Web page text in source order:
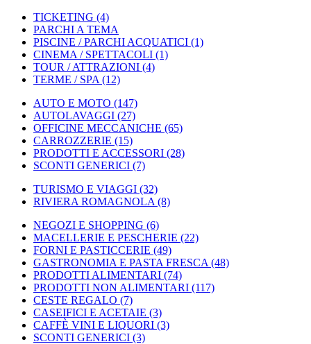
TICKETING (4)
PARCHI A TEMA
PISCINE / PARCHI ACQUATICI (1)
CINEMA / SPETTACOLI (1)
TOUR / ATTRAZIONI (4)
TERME / SPA (12)
AUTO E MOTO (147)
AUTOLAVAGGI (27)
OFFICINE MECCANICHE (65)
CARROZZERIE (15)
PRODOTTI E ACCESSORI (28)
SCONTI GENERICI (7)
TURISMO E VIAGGI (32)
RIVIERA ROMAGNOLA (8)
NEGOZI E SHOPPING (6)
MACELLERIE E PESCHERIE (22)
FORNI E PASTICCERIE (49)
GASTRONOMIA E PASTA FRESCA (48)
PRODOTTI ALIMENTARI (74)
PRODOTTI NON ALIMENTARI (117)
CESTE REGALO (7)
CASEIFICI E ACETAIE (3)
CAFFÈ VINI E LIQUORI (3)
SCONTI GENERICI (3)